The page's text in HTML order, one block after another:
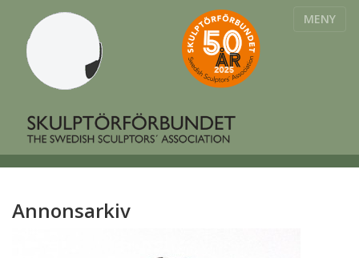
MENY
Annonsarkiv